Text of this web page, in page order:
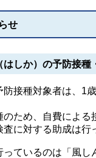
せ
しか）の予防接種
接種対象者は、1
ため、自費による
に対する助成は行
ているのは「風し